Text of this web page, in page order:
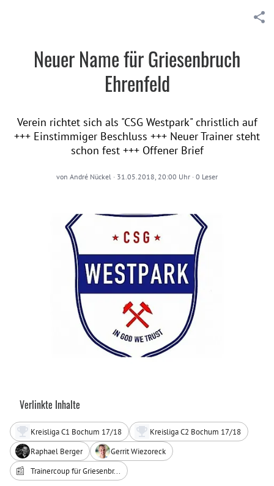
Neuer Name für Griesenbruch
Ehrenfeld
Verein richtet sich als "CSG Westpark" christlich auf
+++ Einstimmiger Beschluss +++ Neuer Trainer steht
schon fest +++ Offener Brief
von André Nückel · 31.05.2018, 20:00 Uhr · 0 Leser
Verlinkte Inhalte
Kreisliga C1 Bochum 17/18
Kreisliga C2 Bochum 17/18
Raphael Berger
Gerrit Wiezoreck
📰 Trainercoup für Griesenbr...